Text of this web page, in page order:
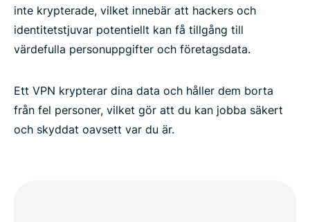
inte krypterade, vilket innebär att hackers och
identitetstjuvar potentiellt kan få tillgång till
värdefulla personuppgifter och företagsdata.
Ett VPN krypterar dina data och håller dem borta
från fel personer, vilket gör att du kan jobba säkert
och skyddat oavsett var du är.